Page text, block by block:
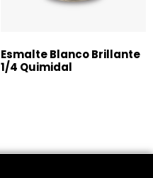
Esmalte Blanco Brillante
1/4 Quimidal